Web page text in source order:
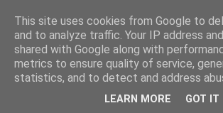
This site uses cookies from Google to
and to analyze traffic. Your IP address
shared with Google along with
metrics to ensure quality of service,
statistics, and to detect and address
LEARN MORE GOT IT